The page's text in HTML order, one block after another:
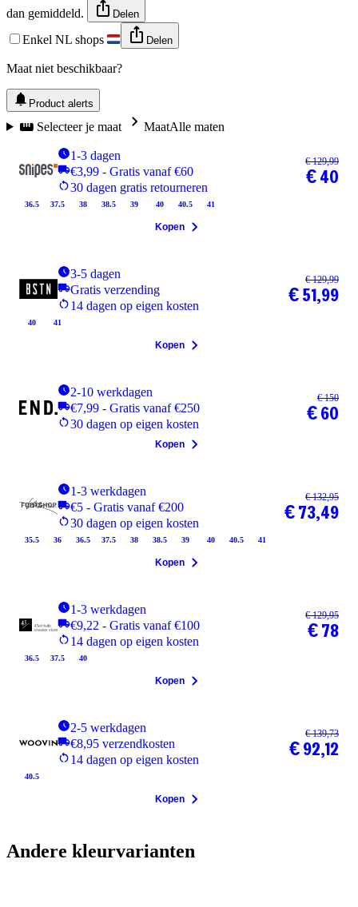
dan gemiddeld.
Delen
Enkel NL shops Delen
Maat niet beschikbaar?
Product alerts
Selecteer je maat MaatAlle maten
1-3 dagen
€3,99 - Gratis vanaf €60
30 dagen gratis retourneren
36.5 37.5 38 38.5 39 40 40.5 41
€ 129,99
€ 40
Kopen
3-5 dagen
Gratis verzending
14 dagen op eigen kosten
40 41
€ 129,99
€ 51,99
Kopen
2-10 werkdagen
€7,99 - Gratis vanaf €250
30 dagen op eigen kosten
€ 150
€ 60
Kopen
1-3 werkdagen
€5 - Gratis vanaf €200
30 dagen op eigen kosten
35.5 36 36.5 37.5 38 38.5 39 40 40.5 41
€ 132,95
€ 73,49
Kopen
1-3 werkdagen
€9,22 - Gratis vanaf €100
14 dagen op eigen kosten
36.5 37.5 40
€ 129,95
€ 78
Kopen
2-5 werkdagen
€8,95 verzendkosten
14 dagen op eigen kosten
40.5
€ 139,73
€ 92,12
Kopen
Andere kleurvarianten